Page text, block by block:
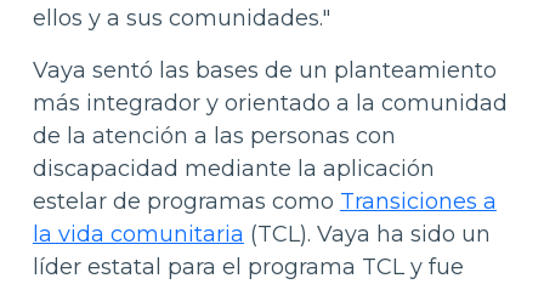
ellos y a sus comunidades."
Vaya sentó las bases de un planteamiento
más integrador y orientado a la comunidad
de la atención a las personas con
discapacidad mediante la aplicación
estelar de programas como Transiciones a
la vida comunitaria (TCL). Vaya ha sido un
líder estatal para el programa TCL y fue